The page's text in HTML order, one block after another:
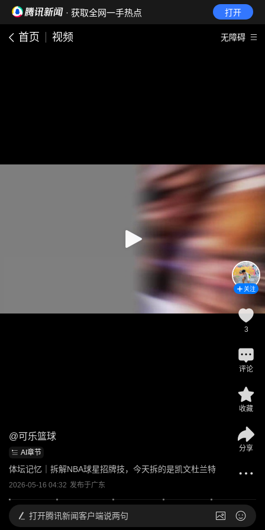
· 获取全网一手热点 打开
首页 视频 无障碍
@可乐篮球
AI章节
体坛记忆｜拆解NBA球星招牌技，今天拆的是凯文杜兰特
2026-05-16 04:32 发布于广东
关注
3
评论
收藏
分享
打开腾讯新闻客户端说两句